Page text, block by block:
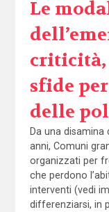
Le
criticità,
sfide
delle
Da una
anni, Comuni
organizzati per
che perdono
interventi (vedi
differenziarsi, in